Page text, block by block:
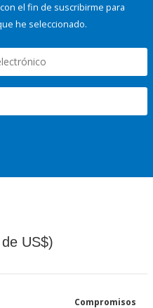
el fin de suscribirme para
he seleccionado.
US$)
Compromisos